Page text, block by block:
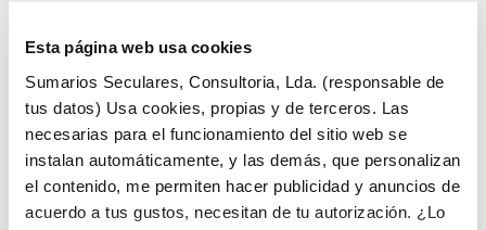
Esta página web usa cookies
Sumarios Seculares, Consultoria, Lda. (responsable de
tus datos) Usa cookies, propias y de terceros. Las
necesarias para el funcionamiento del sitio web se
instalan automáticamente, y las demás, que personalizan
el contenido, me permiten hacer publicidad y anuncios de
acuerdo a tus gustos, necesitan de tu autorización. ¿Lo
calificación te darías en autenticidad? Mi
nombre es Yuz de Lima, mercadóloga digital y
consultora de emprendedores y marcas que
desean atraer a más personas a su
comunidad...
leer más